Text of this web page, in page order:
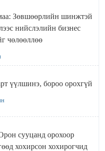
Зөвшөөрлийн шинжтэй
нийслэлийн бизнес
чөлөөллөө
үүлшинэ, бороо орохгүй
сууцанд орохоор
хохирсон хохирогчид